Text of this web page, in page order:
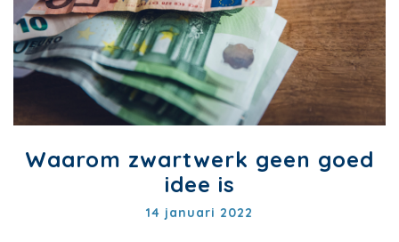
Waarom zwartwerk geen goed
idee is
14 januari 2022